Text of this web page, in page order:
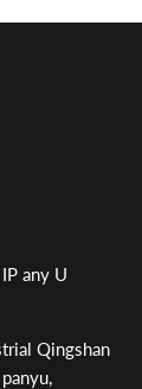
any U
Qingshan